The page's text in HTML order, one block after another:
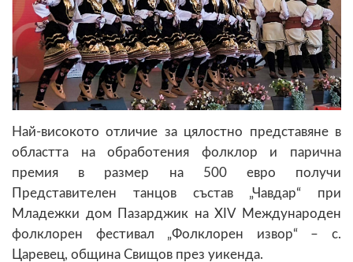
Най-високото отличие за цялостно представяне в
областта на обработения фолклор и парична
премия в размер на 500 евро получи
Представителен танцов състав „Чавдар“ при
Младежки дом Пазарджик на XIV Международен
фолклорен фестивал „Фолклорен извор“ – с.
Царевец, община Свищов през уикенда.